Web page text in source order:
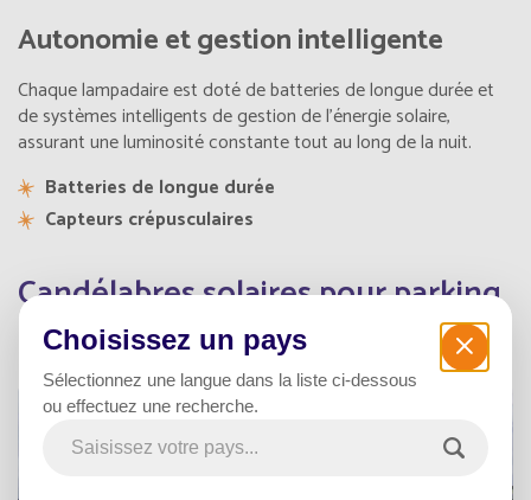
Autonomie et gestion intelligente
Chaque lampadaire est doté de batteries de longue durée et
de systèmes intelligents de gestion de l'énergie solaire,
assurant une luminosité constante tout au long de la nuit.
Batteries de longue durée
Capteurs crépusculaires
Candélabres solaires pour parking
Choisissez un pays
Sélectionnez une langue dans la liste ci-dessous
ou effectuez une recherche.